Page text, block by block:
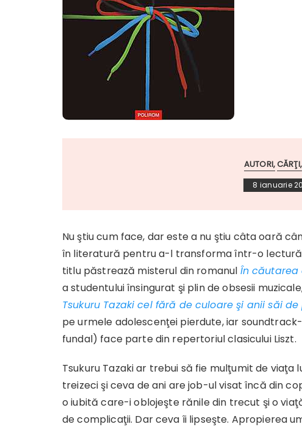
AUTORI CĂRŢI
8 ianuarie
Nu ştiu cum face, dar este a nu ştiu câta oară
în literatură pentru a-l transforma într-o lectură
titlu păstrează misterul din romanul În
a studentului însingurat şi plin de obsesii
Tsukuru Tazaki cel fără de culoare şi anii săi
pe urmele adolescenţei pierdute, iar
fundal) face parte din repertoriul clasicului Liszt.
Tsukuru Tazaki ar trebui să fie mulţumit de viaţa
treizeci şi ceva de ani are job-ul visat încă din
o iubită care-i oblojeşte rănile din trecut şi o
de complicaţii. Dar ceva îi lipseşte. Apropierea